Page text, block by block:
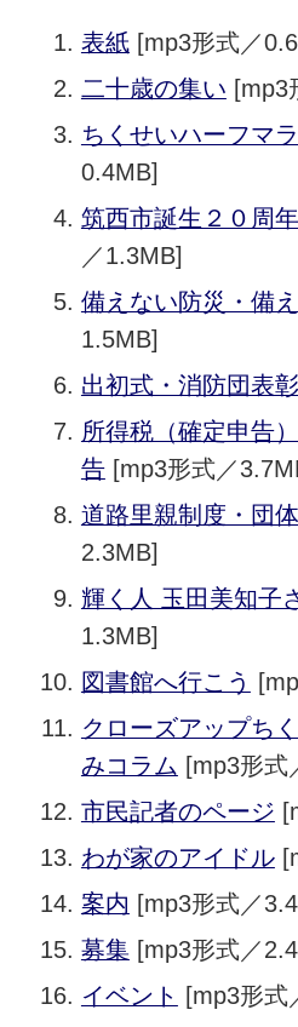
表紙[mp3形式／
二十歳の集い [mp3
ちくせいハーフマ
0.4MB]
筑西市誕生２０周
／1.3MB]
備えない防災・備
1.5MB]
出初式・消防団表彰
所得税（確定申告
告[mp3形式／
道路里親制度・団
2.3MB]
輝く人 玉田美知子
1.3MB]
図書館へ行こう
クローズアップち
みコラム [mp3形式
市民記者のページ
わが家のアイドル
案内 [mp3形式／
募集 [mp3形式／
イベント
[mp3形式